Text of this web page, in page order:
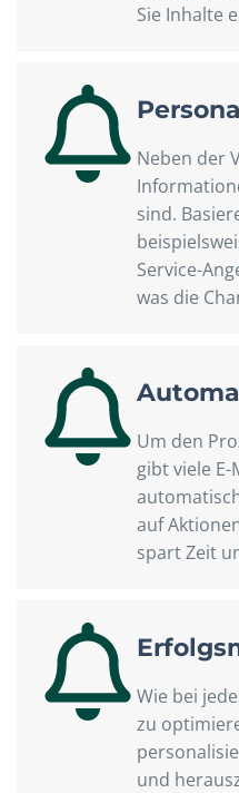
Sie Inhalte
Neben der
sind.
Service-
was die
Um den
gibt viele
auf
spart Zeit
Wie bei
zu
und